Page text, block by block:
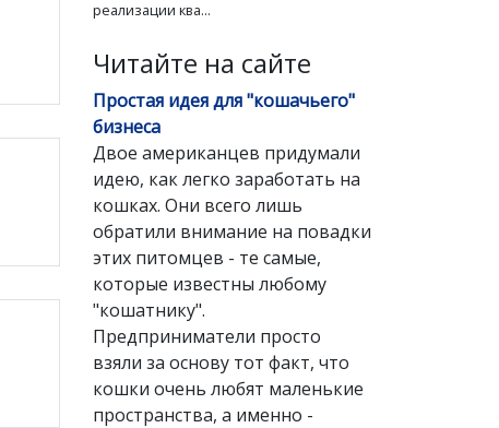
реализации ква...
Читайте на сайте
Простая идея для "кошачьего"
бизнеса
Двое американцев придумали
идею, как легко заработать на
кошках. Они всего лишь
обратили внимание на повадки
этих питомцев - те самые,
которые известны любому
"кошатнику".
Предприниматели просто
взяли за основу тот факт, что
кошки очень любят маленькие
пространства, а именно -